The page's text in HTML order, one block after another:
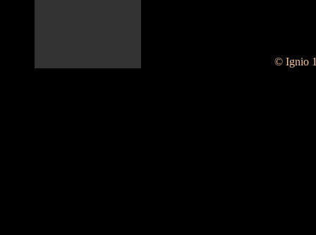
© Ignio